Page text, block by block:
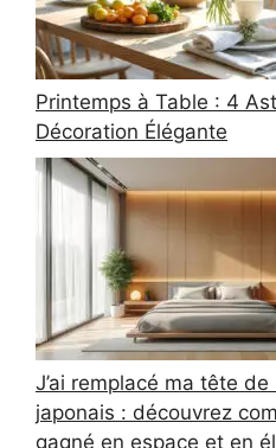
Printemps à Table : 4
Décoration Élégante
J’ai remplacé ma tête
japonais : découvrez
gagné en espace et en